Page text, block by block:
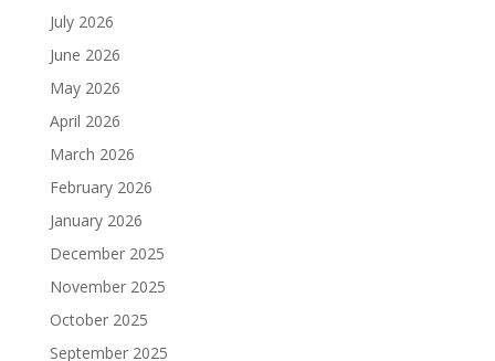
July 2026
June 2026
May 2026
April 2026
March 2026
February 2026
January 2026
December 2025
November 2025
October 2025
September 2025